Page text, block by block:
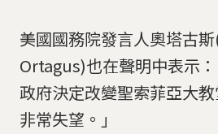
美國國務院發言人奧塔古
Ortagus)也在聲明中表示
政府決定改變聖索菲亞大
非常失望。」